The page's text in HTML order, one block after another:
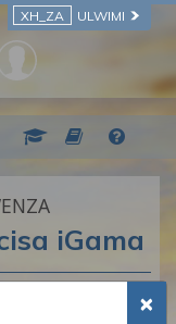
XH_ZA ULWIMI
×
iGama